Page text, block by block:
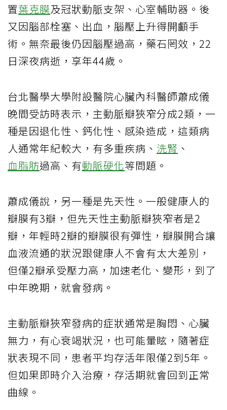
置葉克膜及冠狀動脈支架、心室輔助器。後
又因腦部栓塞、出血，腦壓上升得開顱手
術。無奈最後仍因腦壓過高，藥石罔效，22
日深夜病逝，享年44歲。
台北醫學大學附設醫院心臟內科醫師蕭成儀
晚間受訪時表示，主動脈瓣狹窄分成2類，一
種是因退化性、鈣化性、感染造成，這類病
人通常年紀較大，有多重疾病、 洗腎 、
血脂肪過高、有動脈硬化等問題。
蕭成儀說，另一種是先天性。一般健康人的
瓣膜有3瓣，但先天性主動脈瓣狹窄者是2
瓣，年輕時2瓣的瓣膜很有彈性，瓣膜開合讓
血液流通的狀況跟健康人不會有太大差別，
但僅2瓣承受壓力高，加速老化、變形，到了
中年晚期，就會發病。
主動脈瓣狹窄發病的症狀通常是胸悶、心臟
無力，有心衰竭狀況，也可能暈眩，隨著症
狀表現不同，患者平均存活年限僅2到5年。
但如果即時介入治療，存活期就會回到正常
曲線。